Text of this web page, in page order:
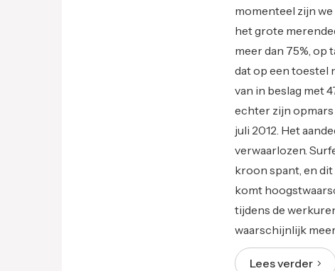
momenteel zijn
het grote
meer dan 75%, op
dat op een toestel
van in beslag met
echter zijn opmars
juli 2012. Het
verwaarlozen.
kroon spant, en dit
komt
tijdens de
waarschijnlijk
Lees verder